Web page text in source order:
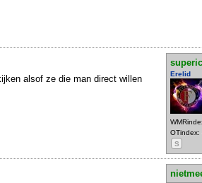
Erelid
OTindex:
S
alsof ze die man direct willen